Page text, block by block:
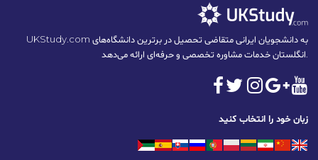
UKStudy.com به دانشجویان ایرانی متقاضی تحصیل در برترین دانشگاه‌های
زبان خود را انتخاب کنید